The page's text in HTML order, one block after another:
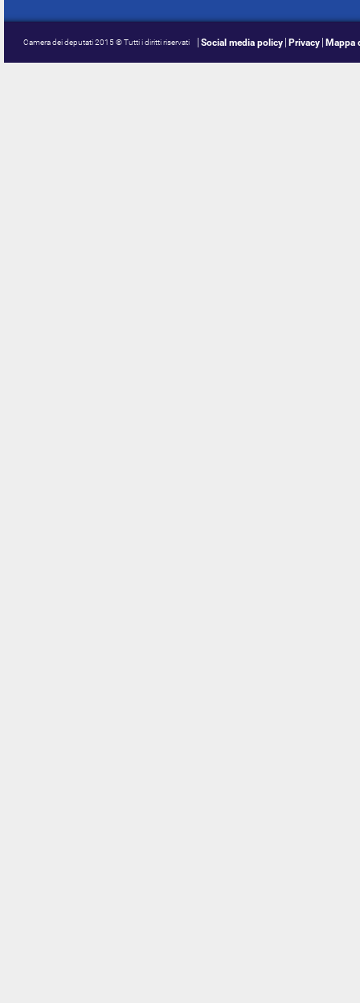
Camera dei deputati 2015 © Tutti i diritti riservati Social media policy Privacy Mappa